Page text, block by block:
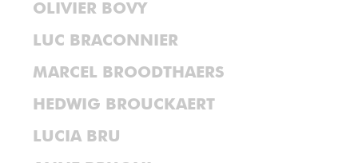
OLIVIER BOVY
LUC BRACONNIER
MARCEL BROODTHAERS
HEDWIG BROUCKAERT
LUCIA BRU